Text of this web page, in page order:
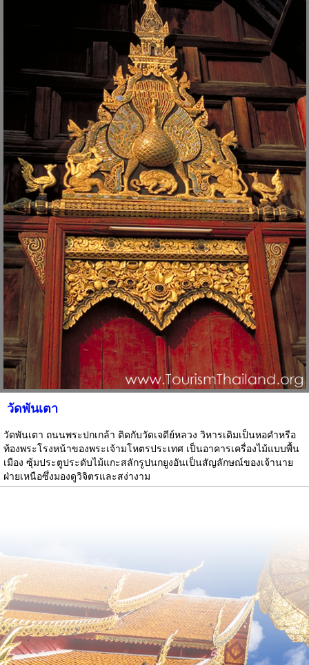
วัดพันเตา
วัดพันเตา ถนนพระปกเกล้า ติดกับวัดเจดีย์หลวง วิหารเดิมเป็นหอคำหรือ
ท้องพระโรงหน้าของพระเจ้ามโหตรประเทศ เป็นอาคารเครื่องไม้แบบพื้น
เมือง ซุ้มประตูประดับไม้แกะสลักรูปนกยูงอันเป็นสัญลักษณ์ของเจ้านาย
ฝ่ายเหนือซึ่งมองดูวิจิตรและสง่างาม